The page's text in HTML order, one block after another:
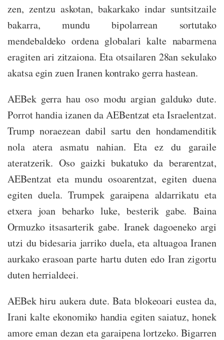
zen, zentzu askotan, bakarkako indar suntsitzaile
bakarra, mundu bipolarrean sortutako
mendebaldeko ordena globalari kalte nabarmena
eragiten ari zitzaiona. Eta otsailaren 28an sekulako
akatsa egin zuen Iranen kontrako gerra hastean.
AEBek gerra hau oso modu argian galduko dute.
Porrot handia izanen da AEBentzat eta Israelentzat.
Trump noraezean dabil sartu den hondamenditik
nola atera asmatu nahian. Eta ez du garaile
ateratzerik. Oso gaizki bukatuko da berarentzat,
AEBentzat eta mundu osoarentzat, egiten duena
egiten duela. Trumpek garaipena aldarrikatu eta
etxera joan beharko luke, besterik gabe. Baina
Ormuzko itsasarterik gabe. Iranek dagoeneko argi
utzi du bidesaria jarriko duela, eta altuagoa Iranen
aurkako erasoan parte hartu duten edo Iran zigortu
duten herrialdeei.
AEBek hiru aukera dute. Bata blokeoari eustea da,
Irani kalte ekonomiko handia egiten saiatuz, honek
amore eman dezan eta garaipena lortzeko. Bigarren